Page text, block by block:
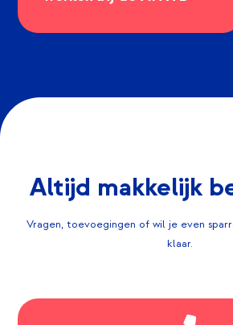
Altijd makkelijk
Vragen, toevoegingen of wil je even
klaar.